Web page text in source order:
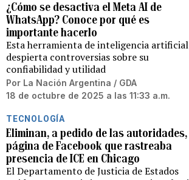
¿Cómo se desactiva el Meta AI de
WhatsApp? Conoce por qué es
importante hacerlo
Esta herramienta de inteligencia artificial
despierta controversias sobre su
confiabilidad y utilidad
Por La Nación Argentina / GDA
18 de octubre de 2025 a las 11:33 a.m.
TECNOLOGÍA
Eliminan, a pedido de las autoridades,
página de Facebook que rastreaba
presencia de ICE en Chicago
El Departamento de Justicia de Estados